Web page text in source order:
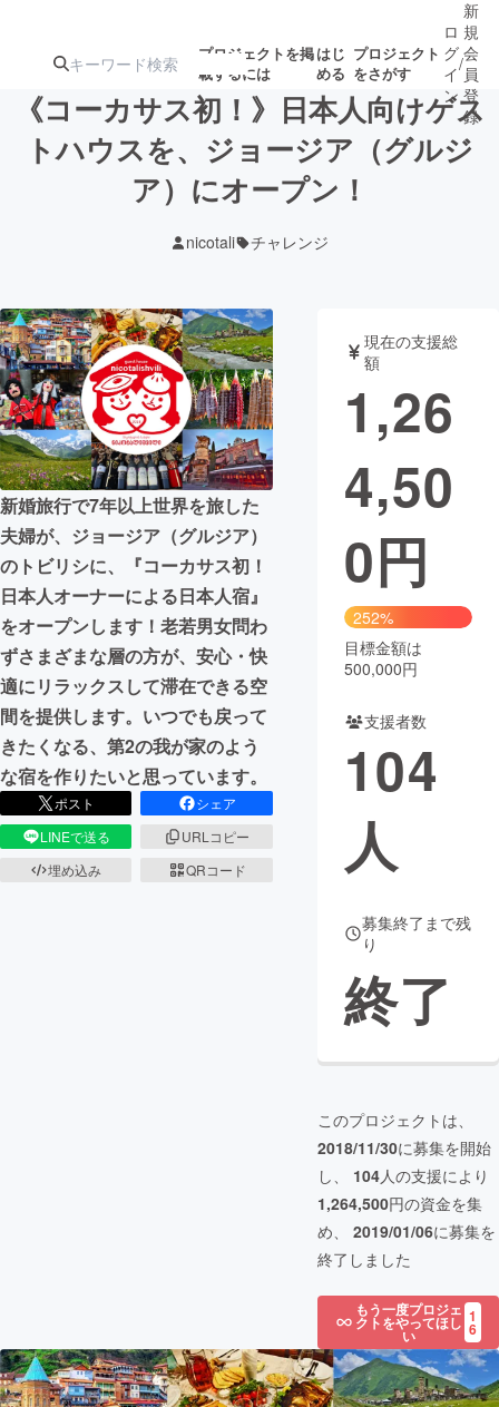
プロジェクトを掲
載するには
はじ
める
プロジェクト
をさがす
注目のリ
注目の新着プロ
ジェクト
募集終了が近いプ
テクノロジー・ガジェット
映像・映画 書籍・雑誌
ビジネス・起業 チャレンジ
まちづくり・地域活性化
CAMPFIRE for Social Good
CAMPFIRE Creation
CAMPFIREふるさと納税machi-ya コミュニティ
ロ
グ
イ
ン
/
新
規
会
員
登
録
《コーカサス初！》日本人向けゲス
トハウスを、ジョージア（グルジ
ア）にオープン！
nicotali チャレンジ
新婚旅行で7年以上世界を旅した
夫婦が、ジョージア（グルジア）
のトビリシに、『コーカサス初！
日本人オーナーによる日本人宿』
をオープンします！老若男女問わ
ずさまざまな層の方が、安心・快
適にリラックスして滞在できる空
間を提供します。いつでも戻って
きたくなる、第2の我が家のよう
な宿を作りたいと思っています。
ポスト
シェア
LINEで送る
URLコピー
埋め込み
QRコード
現在の支援総
額
1,26
4,50
0円
252%
目標金額は
500,000円
支援者数
104
人
募集終了まで残
り
終了
このプロジェクトは、
2018/11/30に募集を開始
し、 104人の支援により
1,264,500円の資金を集
め、 2019/01/06に募集を
終了しました
もう一度プロジェ
クトをやってほし
い
1
6